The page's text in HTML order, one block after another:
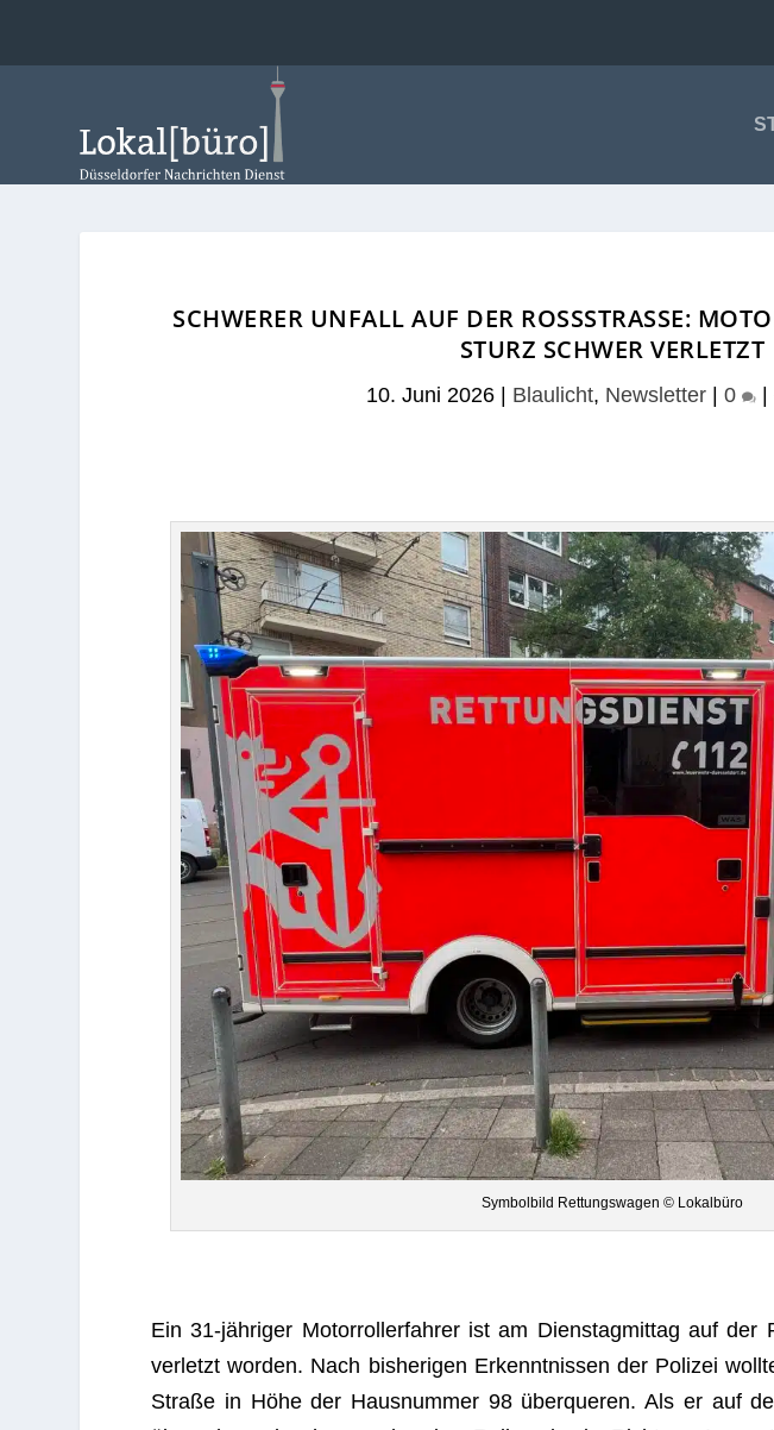
SCHWERER UNFALL AUF DER ROSSSTRASSE:
URZ SCHWER VERLETZT
10. Juni 2026 Blaulicht, Newsletter |0 |
Sym­bol­bild Ret­tungs­wa­gen © Lokalbüro
Ein 31-jäh­ri­ger Motor­rol­ler­fah­rer ist am Diens­tag­mit­tag auf der
ver­letzt wor­den. Nach bis­he­ri­gen Erkennt­nis­sen der Poli­zei
Straße in Höhe der Haus­num­mer 98 über­que­ren. Als er auf